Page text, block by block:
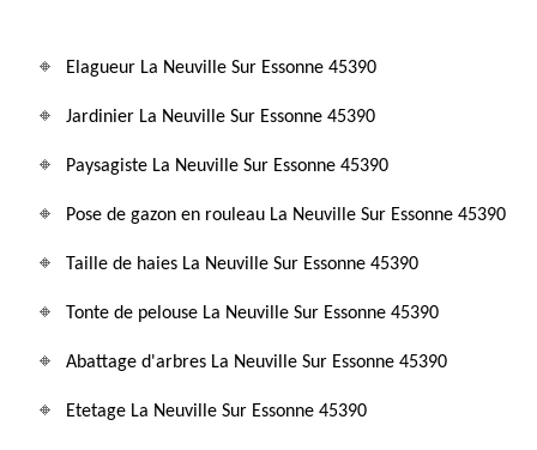
Elagueur La Neuville Sur Essonne 45390
Jardinier La Neuville Sur Essonne 45390
Paysagiste La Neuville Sur Essonne 45390
Pose de gazon en rouleau La Neuville Sur Essonne 45390
Taille de haies La Neuville Sur Essonne 45390
Tonte de pelouse La Neuville Sur Essonne 45390
Abattage d'arbres La Neuville Sur Essonne 45390
Etetage La Neuville Sur Essonne 45390